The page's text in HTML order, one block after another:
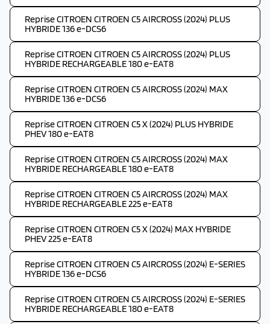
Reprise CITROEN CITROEN C5 AIRCROSS (2024) PLUS
HYBRIDE 136 e-DCS6
Reprise CITROEN CITROEN C5 AIRCROSS (2024) PLUS
HYBRIDE RECHARGEABLE 180 e-EAT8
Reprise CITROEN CITROEN C5 AIRCROSS (2024) MAX
HYBRIDE 136 e-DCS6
Reprise CITROEN CITROEN C5 X (2024) PLUS HYBRIDE
PHEV 180 e-EAT8
Reprise CITROEN CITROEN C5 AIRCROSS (2024) MAX
HYBRIDE RECHARGEABLE 180 e-EAT8
Reprise CITROEN CITROEN C5 AIRCROSS (2024) MAX
HYBRIDE RECHARGEABLE 225 e-EAT8
Reprise CITROEN CITROEN C5 X (2024) MAX HYBRIDE
PHEV 225 e-EAT8
Reprise CITROEN CITROEN C5 AIRCROSS (2024) E-SERIES
HYBRIDE 136 e-DCS6
Reprise CITROEN CITROEN C5 AIRCROSS (2024) E-SERIES
HYBRIDE RECHARGEABLE 180 e-EAT8